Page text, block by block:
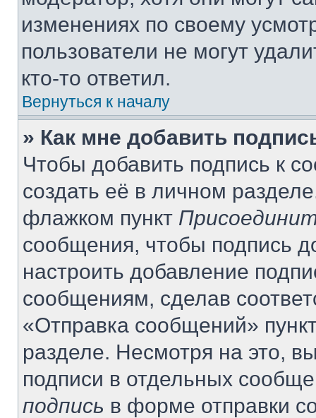
изменениях по своему
пользователи не могут
кто-то ответил.
Вернуться к началу
» Как мне добавить
Чтобы добавить подпись к
создать её в личном
флажком пункт
сообщения, чтобы подпись
настроить добавление
сообщениям, сделав
«Отправка сообщений»
разделе. Несмотря на это,
подписи в отдельных
подпись в форме отправки